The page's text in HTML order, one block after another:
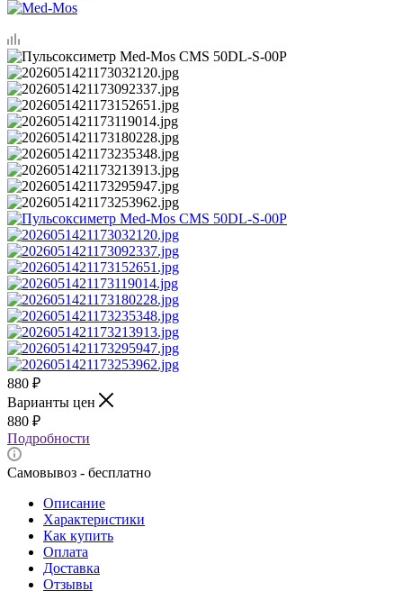
880 ₽
Варианты цен
880 ₽
Подробности
Самовывоз - бесплатно
Описание
Характеристики
Как купить
Оплата
Доставка
Отзывы